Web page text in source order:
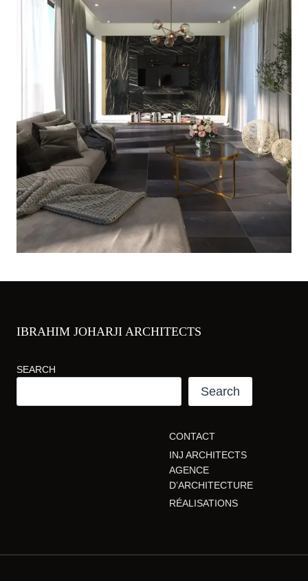
IBRAHIM JOHARJI ARCHITECTS
SEARCH
Search
CONTACT
INJ ARCHITECTS
AGENCE
D’ARCHITECTURE
RÉALISATIONS